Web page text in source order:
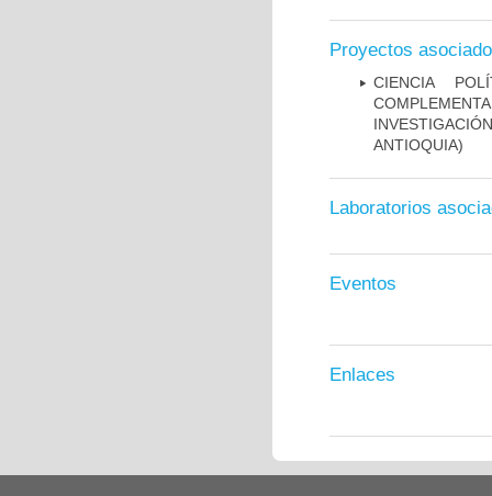
Proyectos
CIENCIA
ANTIOQUIA)
Laboratorios
Eventos
Enlaces